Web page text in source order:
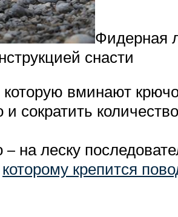
Фидерная
снасти
вминают
сократить
– на леску
которому крепится